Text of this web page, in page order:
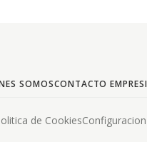
SOMOSCONTACTO
de Cookies